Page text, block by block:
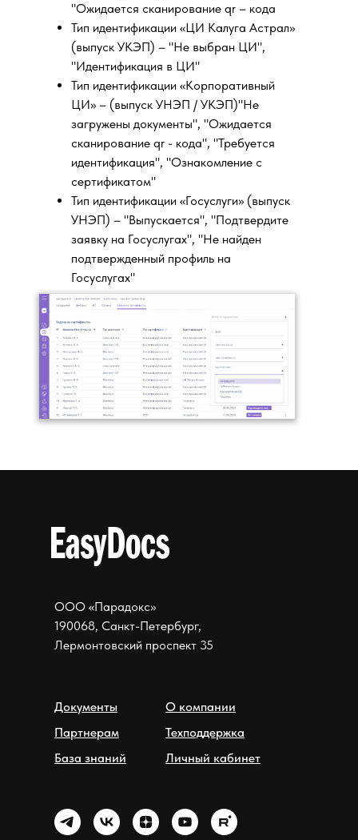
"Ожидается сканирование qr – кода
Тип идентификации «ЦИ Калуга Астрал»
(выпуск УКЭП) – "Не выбран ЦИ",
"Идентификация в ЦИ"
Тип идентификации «Корпоративный
ЦИ» – (выпуск УНЭП / УКЭП)"Не
загружены документы", "Ожидается
сканирование qr - кода", "Требуется
идентификация", "Ознакомление с
сертификатом"
Тип идентификации «Госуслуги» (выпуск
УНЭП) – "Выпускается", "Подтвердите
заявку на Госуслугах", "Не найден
подтвержденный профиль на
Госуслугах"
Документы
Партнерам
База знаний
О компании
Техподдержка
Личный кабинет
ООО «Парадокс»
190068, Санкт-Петербург,
Лермонтовский проспект 35